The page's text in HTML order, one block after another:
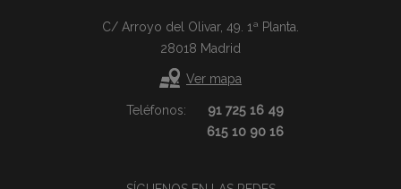
C/ Arroyo del Olivar, 49. 1ª Planta.
28018 Madrid
Ver mapa
Teléfonos:
91 725 16 49
615 10 90 16